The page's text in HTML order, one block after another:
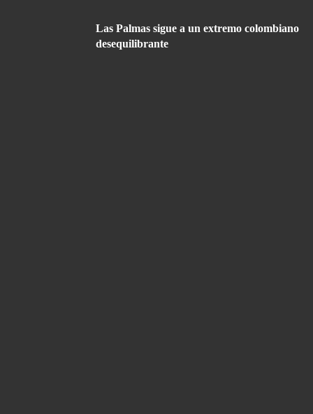
Las Palmas sigue a un extremo colombiano
desequilibrante